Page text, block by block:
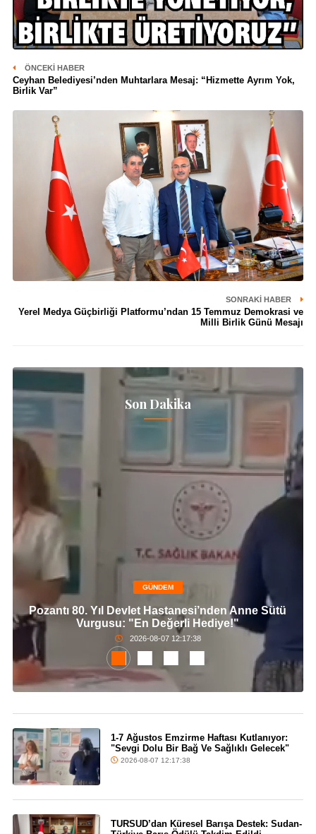
ÖNCEKI HABER
Ceyhan Belediyesi’nden Muhtarlara Mesaj: “Hizmette Ayrım Yok,
Birlik Var”
SONRAKI HABER
Yerel Medya Güçbirliği Platformu’ndan 15 Temmuz Demokrasi ve
Milli Birlik Günü Mesajı
Son Dakika
GÜNDEM
Pozantı 80. Yıl Devlet Hastanesi’nden Anne Sütü
Vurgusu: "En Değerli Hediye!"
2026-08-07 12:17:38
1-7 Ağustos Emzirme Haftası Kutlanıyor:
"Sevgi Dolu Bir Bağ Ve Sağlıklı Gelecek"
2026-08-07 12:17:38
TURSUD’dan Küresel Barışa Destek: Sudan-